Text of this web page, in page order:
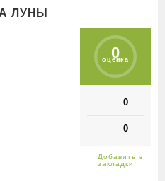
ЛУНЫ
0
оценка
0
0